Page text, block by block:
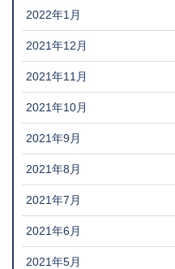
2022年1月
2021年12月
2021年11月
2021年10月
2021年9月
2021年8月
2021年7月
2021年6月
2021年5月